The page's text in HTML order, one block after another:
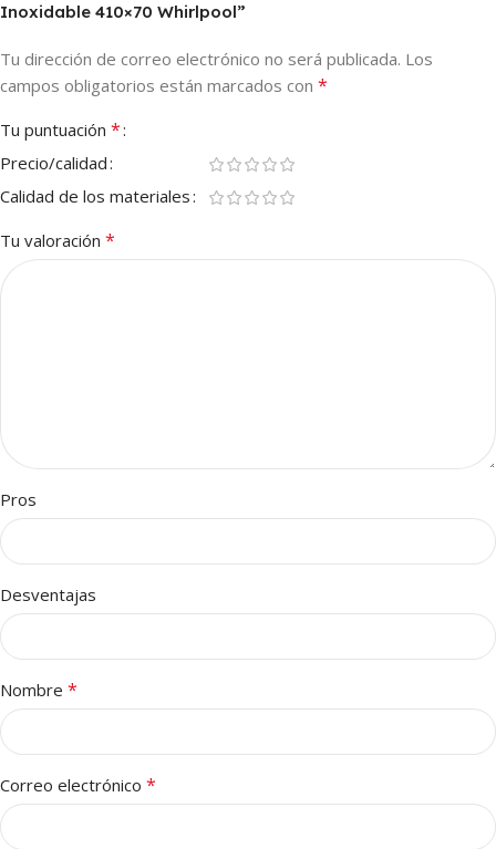
Inoxidable 410×70 Whirlpool”
Tu dirección de correo electrónico no será publicada. Los
campos obligatorios están marcados con *
Tu puntuación *
Precio/calidad
Calidad de los materiales
Tu valoración *
Pros
Desventajas
Nombre *
Correo electrónico *